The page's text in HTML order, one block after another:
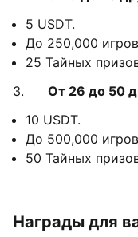
5 USDT.
До 250,000
25 Тайных
3. От 26 до 50
10 USDT.
До 500,000
50 Тайных
Награды для